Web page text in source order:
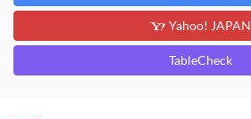
Yahoo! JAPAN
TableCheck